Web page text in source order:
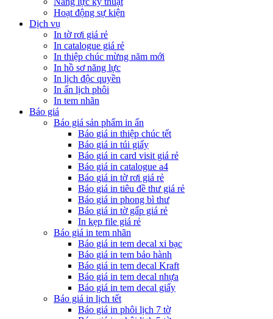
Hoạt động sự kiện
Dịch vụ
In tờ rơi giá rẻ
In catalogue giá rẻ
In thiệp chúc mừng năm mới
In hồ sơ năng lực
In lịch độc quyền
In ấn lịch phôi
In tem nhãn
Báo giá
Báo giá sản phẩm in ấn
Báo giá in thiệp chúc tết
Báo giá in túi giấy
Báo giá in card visit giá rẻ
Báo giá in catalogue a4
Báo giá in tờ rơi giá rẻ
Báo giá in tiêu đề thư giá rẻ
Báo giá in phong bì thư
Báo giá in tờ gấp giá rẻ
In kẹp file giá rẻ
Báo giá in tem nhãn
Báo giá in tem decal xi bạc
Báo giá in tem bảo hành
Báo giá in tem decal Kraft
Báo giá in tem decal nhựa
Báo giá in tem decal giấy
Báo giá in lịch tết
Báo giá in phôi lịch 7 tờ